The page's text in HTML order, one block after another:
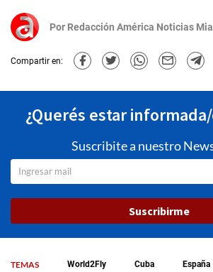
Por Redacción América Noticias
Compartir en:
¿Querés estar
Suscribite a nuestro
Suscribirme
TEMAS World2Fly Cuba España